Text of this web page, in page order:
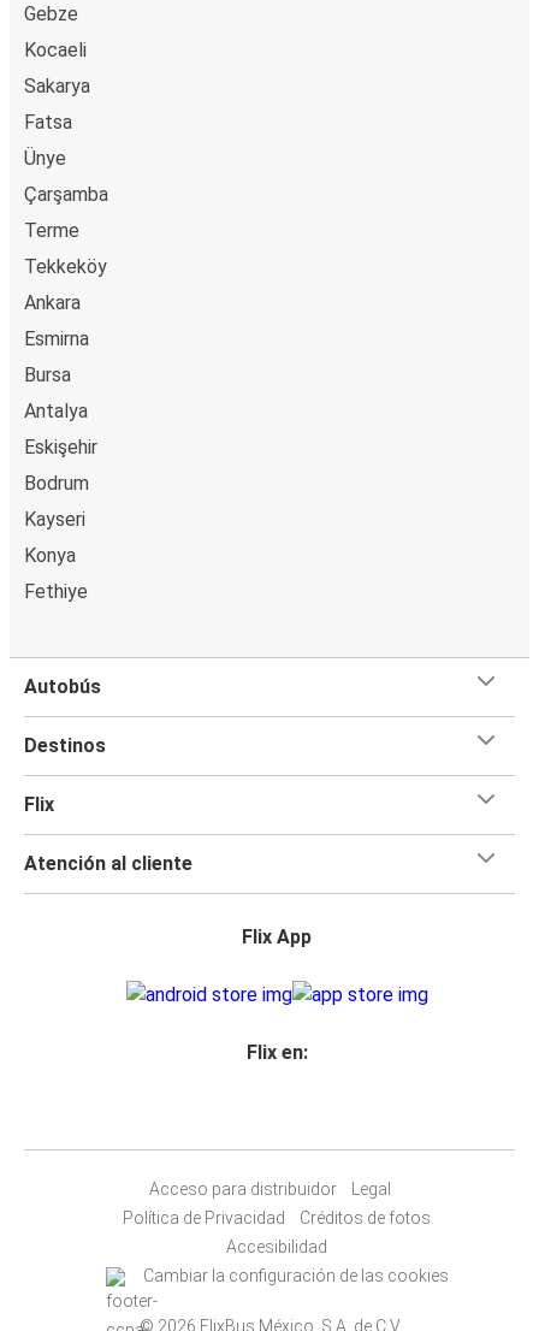
Gebze
Kocaeli
Sakarya
Fatsa
Ünye
Çarşamba
Terme
Tekkeköy
Ankara
Esmirna
Bursa
Antalya
Eskişehir
Bodrum
Kayseri
Konya
Fethiye
Autobús
Destinos
Flix
Atención al cliente
Flix App
Flix en:
Acceso para distribuidor
Legal
Política de Privacidad
Créditos de fotos
Accesibilidad
Cambiar la configuración de las cookies
© 2026 FlixBus México, S.A. de C.V